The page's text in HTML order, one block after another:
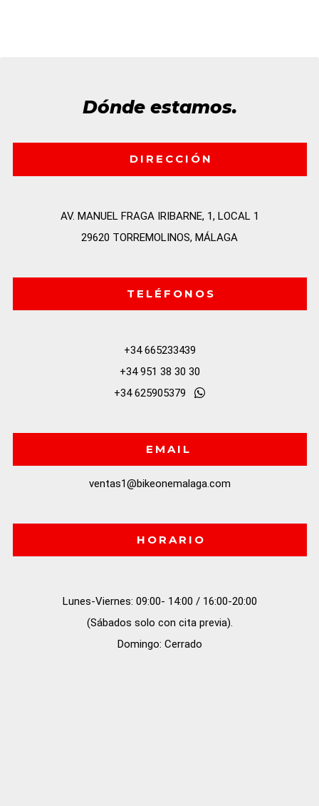
Dónde estamos.
DIRECCIÓN
AV. MANUEL FRAGA IRIBARNE, 1, LOCAL 1
29620 TORREMOLINOS, MÁLAGA
TELÉFONOS
+34 665233439
+34 951 38 30 30
+34 625905379
EMAIL
ventas1@bikeonemalaga.com
HORARIO
Lunes-Viernes: 09:00- 14:00 / 16:00-20:00
(Sábados solo con cita previa).
Domingo: Cerrado